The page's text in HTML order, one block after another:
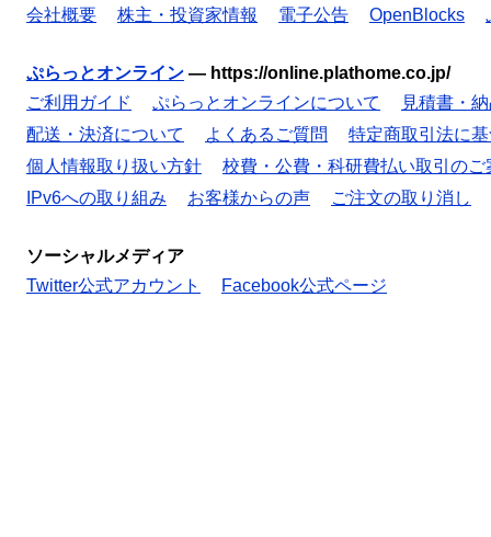
会社概要 株主・投資家情報 電子公告 OpenBlocks
ぷらっとオンライン — https://online.plathome.co.jp/
ご利用ガイド
ぷらっとオンラインについて
見積書・
配送・決済について
よくあるご質問
特定商取引法に
個人情報取り扱い方針
校費・公費・科研費払い取引のご
IPv6への取り組み
お客様からの声 ご注文の取り消し
ソーシャルメディア
Twitter公式アカウント
Facebook公式ページ